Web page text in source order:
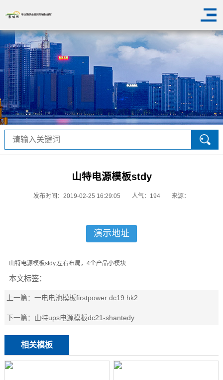
山特电源模板stdy
发布时间：2019-02-25 16:29:05 人气： 194 来源：
演示地址
山特电源模板stdy,左右布局，4个产品小模块
本文标签：
上一篇：一电电池模板firstpower dc19 hk2
下一篇： 山特ups电源模板dc21-shantedy
相关模板